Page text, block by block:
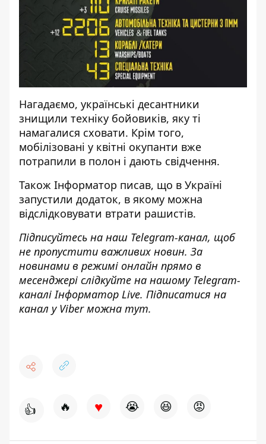
Нагадаємо, українські десантники
знищили техніку бойовиків, яку ті
намагалися сховати. Крім того,
мобілізовані у квітні окупанти вже
потрапили в полон і дають свідчення.
Також Інформатор писав, що в Україні
запустили додаток, в якому можна
відслідковувати втрати рашистів.
Підписуйтесь на наш Telegram-канал, щоб
не пропустити важливих новин. За
новинами в режимі онлайн прямо в
месенджері слідкуйте на нашому Telegram-
каналіІнформатор Live. Підписатися на
канал у Viber можна тут.
👍 🔥 ♥ 😭 😆 😡